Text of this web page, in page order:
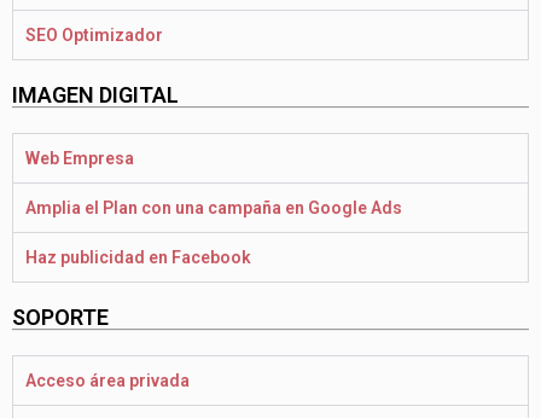
SEO Optimizador
IMAGEN DIGITAL
Web Empresa
Amplia el Plan con una campaña en Google Ads
Haz publicidad en Facebook
SOPORTE
Acceso área privada